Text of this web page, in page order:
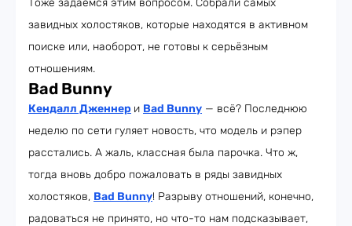
Тоже задаёмся этим вопросом. Собрали самых
завидных холостяков, которые находятся в активном
поиске или, наоборот, не готовы к серьёзным
отношениям.
Bad Bunny
Кендалл Дженнер и Bad Bunny — всё? Последнюю
неделю по сети гуляет новость, что модель и рэпер
расстались. А жаль, классная была парочка. Что ж,
тогда вновь добро пожаловать в ряды завидных
холостяков, Bad Bunny! Разрыву отношений, конечно,
радоваться не принято, но что-то нам подсказывает,